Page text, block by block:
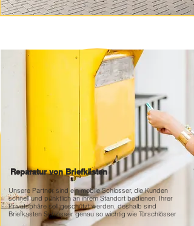
Reparatur von Briefkästen
Unsere Partner sind ein mobile Schlosser, die Kunden
schnell und pünktlich an ihrem Standort bedienen. Ihrer
Privatsphäre soll geschützt werden, deshalb sind
Briefkasten Schlösser genau so wichtig wie Türschlösser